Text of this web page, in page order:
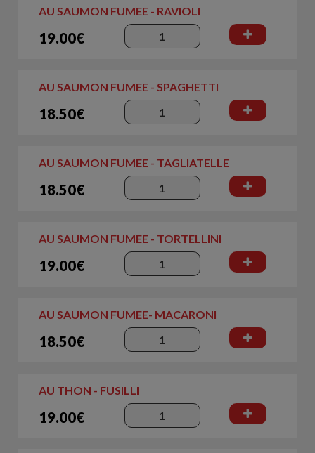
AU SAUMON FUMEE - RAVIOLI
19.00€
AU SAUMON FUMEE - SPAGHETTI
18.50€
AU SAUMON FUMEE - TAGLIATELLE
18.50€
AU SAUMON FUMEE - TORTELLINI
19.00€
AU SAUMON FUMEE- MACARONI
18.50€
AU THON - FUSILLI
19.00€